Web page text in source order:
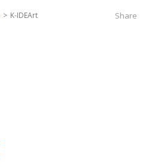
Share
K-IDEArt